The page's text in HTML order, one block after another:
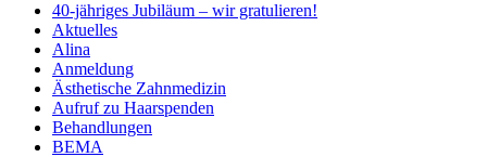
40-jähriges Jubiläum – wir gratulieren!
Aktuelles
Alina
Anmeldung
Ästhetische Zahnmedizin
Aufruf zu Haarspenden
Behandlungen
BEMA